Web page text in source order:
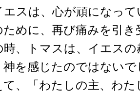
スは、心が頑になっ
めに、再び痛みを引
、トマスは、イエス
神を感じたのではない
て、「わたしの主、わ